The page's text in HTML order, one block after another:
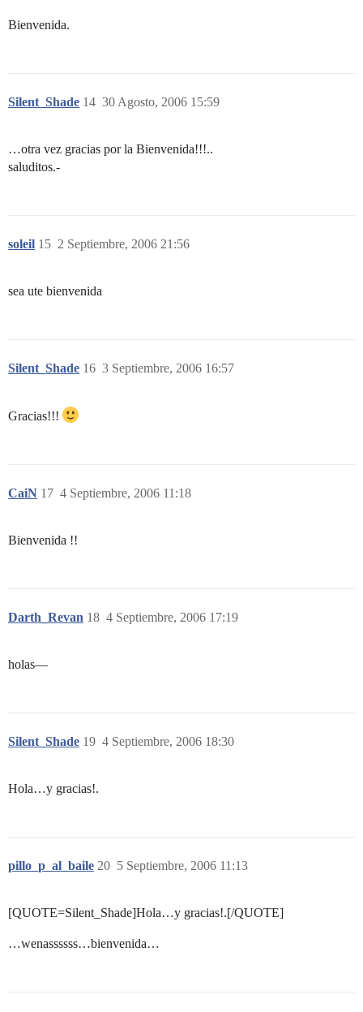
Bienvenida.
Silent_Shade 30 Agosto, 2006 15:59
14
…otra vez gracias por la Bienvenida!!!..
saluditos.-
soleil 2 Septiembre, 2006 21:56
15
sea ute bienvenida
Silent_Shade 3 Septiembre, 2006 16:57
16
Gracias!!!
CaiN 4 Septiembre, 2006 11:18
17
Bienvenida !!
Darth_Revan 4 Septiembre, 2006 17:19
18
holas—
Silent_Shade 4 Septiembre, 2006 18:30
19
Hola…y gracias!.
pillo_p_al_baile 5 Septiembre, 2006 11:13
20
[QUOTE=Silent_Shade]Hola…y gracias!.[/QUOTE]
…wenassssss…bienvenida…